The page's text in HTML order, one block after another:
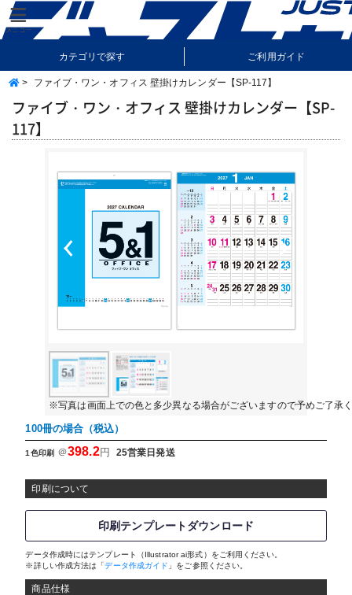
カテゴリで探す ご利用ガイド
納期・送料について よくあるご質問
> ファイブ・ワン・オフィス 壁掛けカレンダー【SP-117】
ファイブ・ワン・オフィス 壁掛けカレンダー【SP-
117】
Previous Next
※写真は画面上での色と多少異なる場合がございますので予めご了承
100冊の場合（税込）
1色印刷 ＠398.2円 25営業日発送
印刷について
印刷テンプレートダウンロード
データ作成時にはテンプレート（Illustrator ai形式）をご利用ください。
※詳しい作成方法は「データ作成ガイド 」をご参照ください。
商品仕様